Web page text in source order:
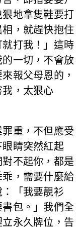
地拿隻鞋要打
，就趕快抱住
打我！」這時
一切，不會放
報父母恩的，
，太狠心
重，不但應受
睛突然紅起
不起你，都是
，需要什麼給
「我要靚衫
包。」我們全
永久牌位，告